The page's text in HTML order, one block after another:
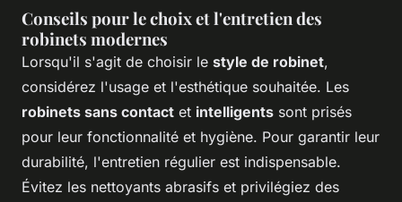
Conseils pour le choix et l'entretien des
robinets modernes
Lorsqu'il s'agit de choisir le style de robinet,
considérez l'usage et l'esthétique souhaitée. Les
robinets sans contact et intelligents sont prisés
pour leur fonctionnalité et hygiène. Pour garantir leur
durabilité, l'entretien régulier est indispensable.
Évitez les nettoyants abrasifs et privilégiez des